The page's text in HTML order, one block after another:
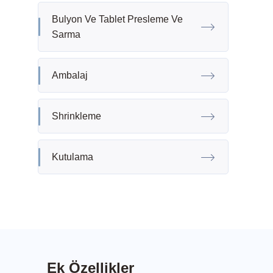
Bulyon Ve Tablet Presleme Ve
Sarma
Ambalaj
Shrinkleme
Kutulama
Ek Özellikler